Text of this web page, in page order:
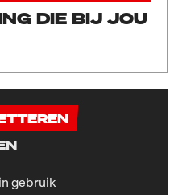
DIE BIJ JOU
gebruik